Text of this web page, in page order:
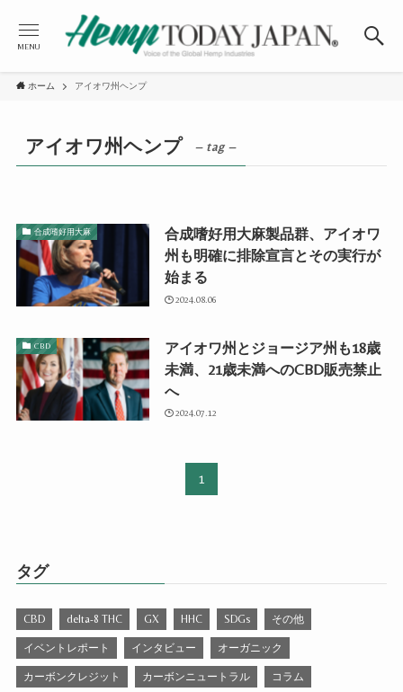
MENU
ホーム アイオワ州ヘンプ
アイオワ州ヘンプ – tag –
合成嗜好用大麻
合成嗜好用大麻製品群、アイオワ
州も明確に排除宣言とその実行が
始まる
2024.08.06
CBD
アイオワ州とジョージア州も18歳
未満、21歳未満へのCBD販売禁止
へ
2024.07.12
1
タグ
CBD delta-8 THC GX HHC SDGs その他
イベントレポート インタビュー オーガニック
カーボンクレジット カーボンニュートラル コラム